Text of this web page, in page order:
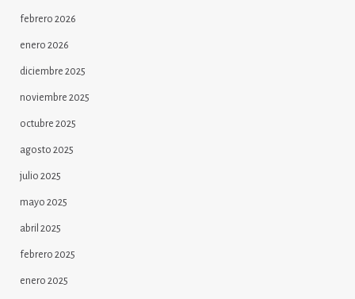
febrero 2026
enero 2026
diciembre 2025
noviembre 2025
octubre 2025
agosto 2025
julio 2025
mayo 2025
abril 2025
febrero 2025
enero 2025